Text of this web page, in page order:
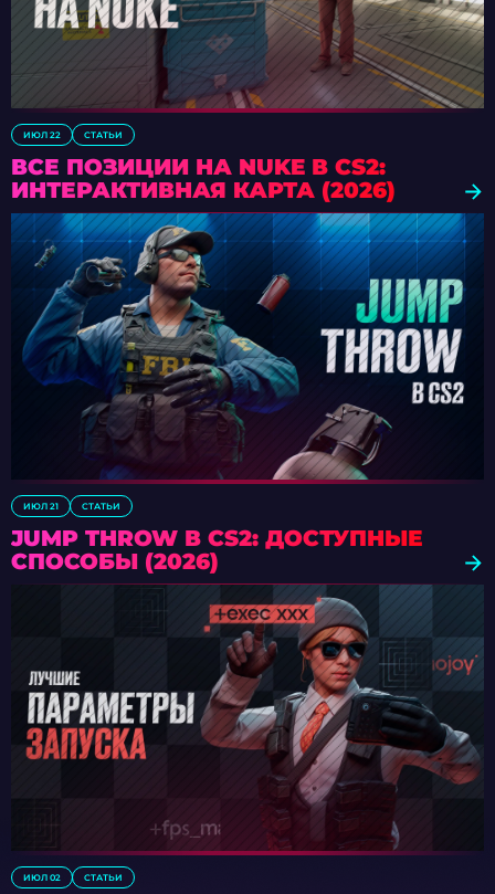
ИЮЛ 22 СТАТЬИ
ВСЕ ПОЗИЦИИ НА NUKE В CS2:
ИНТЕРАКТИВНАЯ КАРТА (2026)
ИЮЛ 21 СТАТЬИ
JUMP THROW В CS2: ДОСТУПНЫЕ
СПОСОБЫ (2026)
ИЮЛ 02 СТАТЬИ